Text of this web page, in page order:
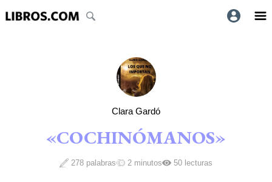
Clara Gardó
«COCHINÓMANOS»
278 palabras 2 minutos 50 lecturas